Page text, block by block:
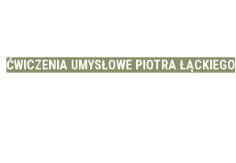
ĆWICZENIA UMYSŁOWE PIOTRA ŁĄCKIEGO